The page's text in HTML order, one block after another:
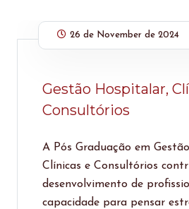
26 de November de 2024
Gestão Hospitalar,
Consultórios
A Pós Graduação em
Clínicas e Consultórios
desenvolvimento de
capacidade para pensar